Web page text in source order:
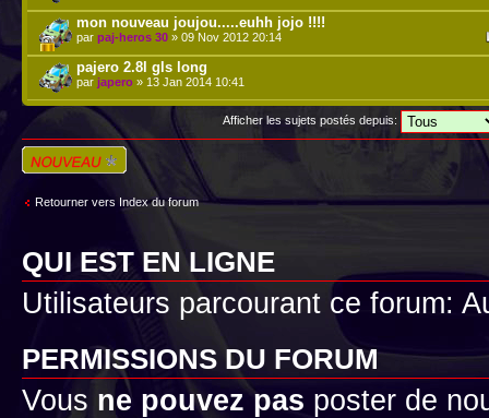
mon nouveau joujou.....euhh jojo !!!!
par paj-heros 30 » 09 Nov 2012 20:14
pajero 2.8l gls long
par japero » 13 Jan 2014 10:41
Afficher les sujets postés depuis:
Écrire un nouveau
sujet
Retourner vers Index du forum
QUI EST EN LIGNE
Utilisateurs parcourant ce forum:
PERMISSIONS DU FORUM
Vous ne pouvez pas poster de